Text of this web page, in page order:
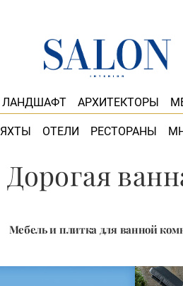
ЛАНДШАФТ АРХИТЕКТОРЫ
ЯХТЫ ОТЕЛИ РЕСТОРАНЫ
Дорогая
Мебель и плитка для ванной